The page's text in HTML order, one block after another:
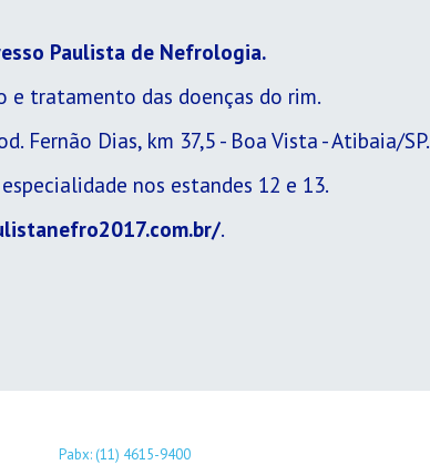
Paulista de Nefrologia.
e tratamento das doenças do rim.
Fernão Dias, km 37,5 - Boa Vista - Atibaia/SP.
nos estandes 12 e 13.
.
Pabx: (11) 4615-9400